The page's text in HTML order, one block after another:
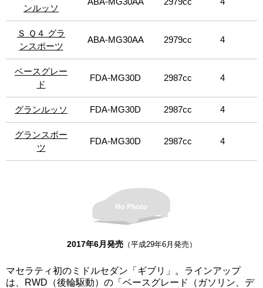
搭載。 また、マセラティ初の試みとなる電動パワーステア
リング（EPS）を採用し、レーンキープアシスト
（ABSA）、交通標識認識（TSR、モバイルアイテクノロ
ジーに基づく）などの最新の先進運転支援システムを採用
している。「ベースグレード」、「S」は左右、「ベースグ
レード（ディーゼルエンジン）」は右ハンドル、「S Q4」
は左ハンドルの設定。
ンルッソ
Ｓ Ｑ４ グラ
ンスポーツ
ベースグレー
ド
グランルッソ
グランスポー
ツ
ンルッソ
Ｓ Ｑ４ グラ
ンスポーツ
ABA-MG30AA 2979cc 4
ベースグレー
ド
FDA-MG30D 2987cc 4
グランルッソ FDA-MG30D 2987cc 4
グランスポー
ツ
FDA-MG30D 2987cc 4
2017年6月発売（平成29年6月発売）
マセラティ初のミドルセダン「ギブリ」。ラインアップ
は、RWD（後輪駆動）の「ベースグレード（ガソリン、デ